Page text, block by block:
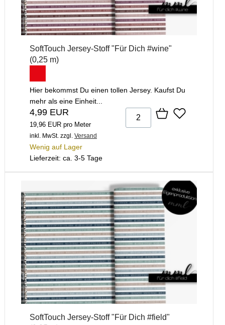
SoftTouch Jersey-Stoff "Für Dich #wine"
(0,25 m)
Hier bekommst Du einen tollen Jersey. Kaufst Du
mehr als eine Einheit...
4,99 EUR
19,96 EUR pro Meter
inkl. MwSt. zzgl. Versand
Wenig auf Lager
Lieferzeit: ca. 3-5 Tage
SoftTouch Jersey-Stoff "Für Dich #field"